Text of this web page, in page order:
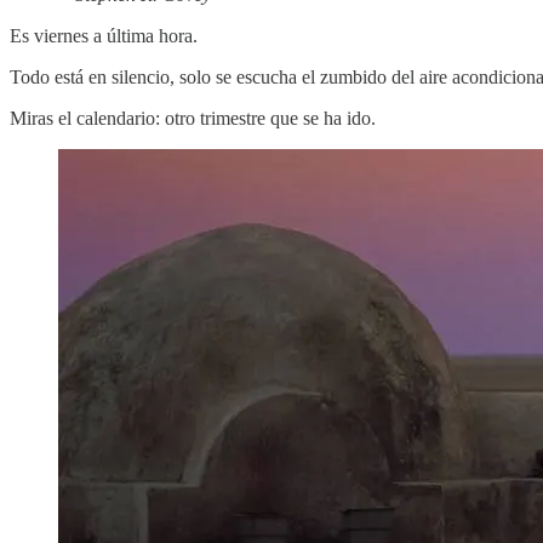
Es viernes a última hora.
Todo está en silencio, solo se escucha el zumbido del aire
Miras el calendario: otro trimestre que se ha ido.